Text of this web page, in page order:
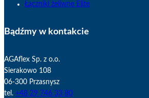
Łączniki żeliwne Elite
Bądźmy w kontakcie
AGAflex Sp. z o.o.
Sierakowo 108
06-300 Przasnysz
tel. +48 29 746 33 80